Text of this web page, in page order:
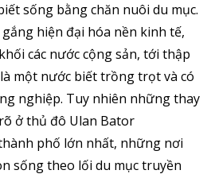
sống bằng chăn nuôi du mục.
hiện đại hóa nền kinh tế,
các nước cộng sản, tới thập
một nước biết trồng trọt và có
nghiệp. Tuy nhiên những thay
ở thủ đô Ulan Bator
phố lớn nhất, những nơi
sống theo lối du mục truyền